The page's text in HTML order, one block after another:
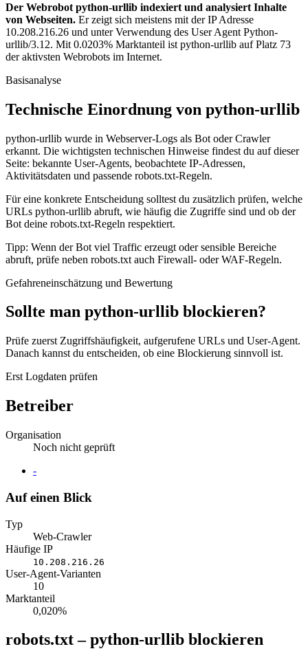
Der Webrobot python-urllib indexiert und analysiert Inhalte
von Webseiten. Er zeigt sich meistens mit der IP Adresse
10.208.216.26 und unter Verwendung des User Agent Python-
urllib/3.12. Mit 0.0203% Marktanteil ist python-urllib auf Platz 73
der aktivsten Webrobots im Internet.
Basisanalyse
Technische Einordnung von python-urllib
python-urllib wurde in Webserver-Logs als Bot oder Crawler
erkannt. Die wichtigsten technischen Hinweise findest du auf dieser
Seite: bekannte User-Agents, beobachtete IP-Adressen,
Aktivitätsdaten und passende robots.txt-Regeln.
Für eine konkrete Entscheidung solltest du zusätzlich prüfen, welche
URLs python-urllib abruft, wie häufig die Zugriffe sind und ob der
Bot deine robots.txt-Regeln respektiert.
Tipp: Wenn der Bot viel Traffic erzeugt oder sensible Bereiche
abruft, prüfe neben robots.txt auch Firewall- oder WAF-Regeln.
Gefahreneinschätzung und Bewertung
Sollte man python-urllib blockieren?
Prüfe zuerst Zugriffshäufigkeit, aufgerufene URLs und User-Agent.
Danach kannst du entscheiden, ob eine Blockierung sinnvoll ist.
Erst Logdaten prüfen
Betreiber
Organisation
Noch nicht geprüft
Website
-
Auf einen Blick
Typ
Web-Crawler
Häufige IP
10.208.216.26
User-Agent-Varianten
10
Marktanteil
0,020%
robots.txt – python-urllib blockieren